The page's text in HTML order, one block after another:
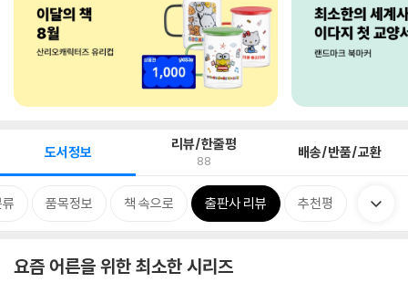
도서정보 리뷰/한줄평
88 배송/반품/교환
품목정보 책 속으로 출판사 리뷰 추천평
요즘 어른을 위한 최소한 시리즈